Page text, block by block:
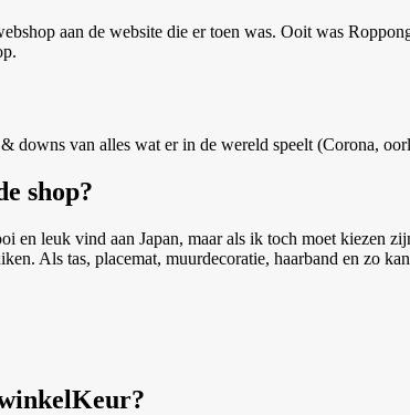
aan de website die er toen was. Ooit was
downs van alles wat er in de wereld speelt (Corona,
shop?
leuk vind aan Japan, maar als ik toch moet kiezen
Als tas, placemat, muurdecoratie, haarband en zo